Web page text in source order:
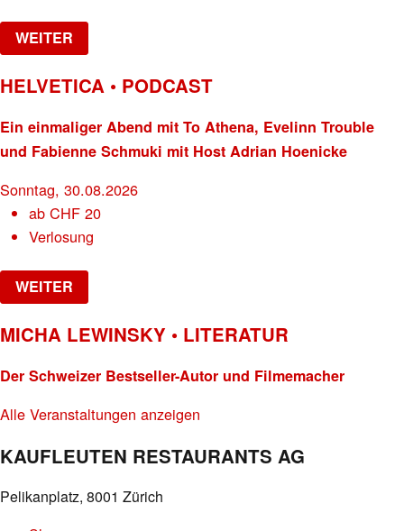
WEITER
HELVETICA • PODCAST
Ein einmaliger Abend mit To Athena, Evelinn Trouble
und Fabienne Schmuki mit Host Adrian Hoenicke
Sonntag, 30.08.2026
abCHF 20
Verlosung
WEITER
MICHA LEWINSKY • LITERATUR
Der Schweizer Bestseller-Autor und Filmemacher
Alle Veranstaltungen anzeigen
KAUFLEUTEN RESTAURANTS AG
Pelikanplatz, 8001 Zürich